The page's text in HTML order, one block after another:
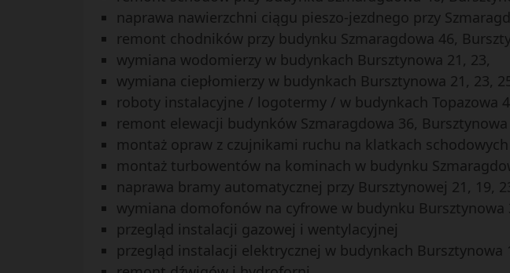
naprawa nawierzchni ciągu pieszo-jezdnego przy
remont chodników przy budynku Szmaragdowa 46,
wymiana wodomierzy w budynkach Bursztynowa 21, 23,
wymiana ciepłomierzy w budynkach Bursztynowa 21, 23,
roboty instalacyjne / logotermy / w budynkach Topazowa
remont elewacji budynków Szmaragdowa 36, Bursztynowa
montaż opraw z czujnikami ruchu na klatkach
montaż turbowentów na kominach w budynku
naprawa bramy automatycznej przy Bursztynowej 21, 19,
wymiana domofonów na cyfrowe w budynku Bursztynowa
przegląd instalacji gazowej i wentylacyjnej
przegląd instalacji elektrycznej w budynkach Bursztynowa